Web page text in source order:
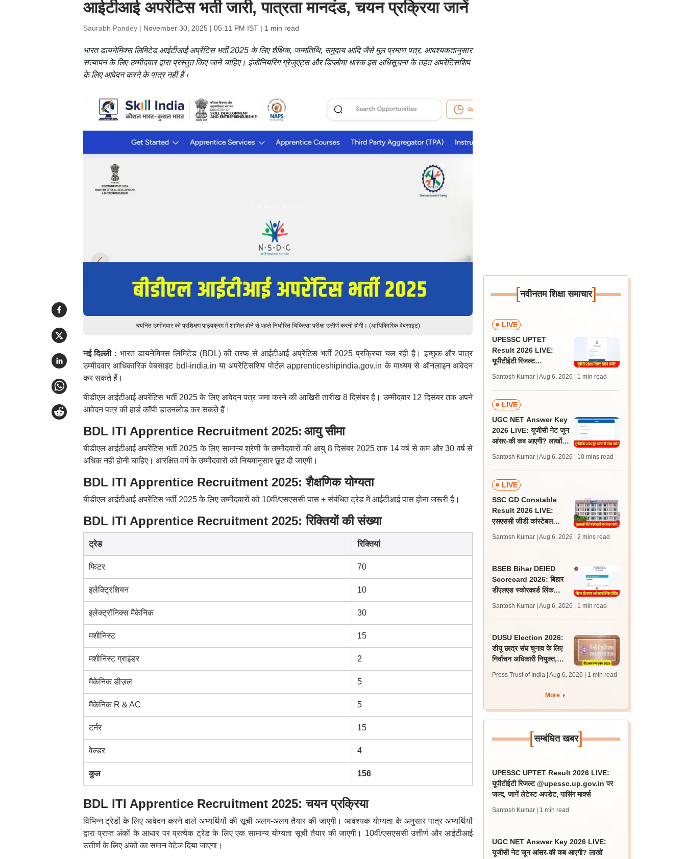
आईटीआई अपरेंटिस भर्ती जारी, पात्रता मानदंड, चयन प्रक्रिया जानें
Saurabh Pandey | November 30, 2025 | 05:11 PM IST| 1 min read
भारत डायनेमिक्स लिमिटेड आईटीआई अप्रेंटिस भर्ती 2025 के लिए शैक्षिक, जन्मतिथि, समुदाय आदि जैसे मूल प्रमाण पत्र, आवश्यकतानुसार
सत्यापन के लिए उम्मीदवार द्वारा प्रस्तुत किए जाने चाहिए। इंजीनियरिंग ग्रेजुएट्स और डिप्लोमा धारक इस अधिसूचना के तहत अपरेंटिसशिप
के लिए आवेदन करने के पात्र नहीं हैं।
चयनित उम्मीदवार को प्रशिक्षण पाठ्यक्रम में शामिल होने से पहले निर्धारित चिकित्सा परीक्षा उत्तीर्ण करनी होगी। (आधिकािरिक वेबसाइट)
नई दिल्ली :भारत डायनेमिक्स लिमिटेड (BDL) की तरफ से आईटीआई अप्रेंटिस भर्ती 2025 प्रक्रिया चल रही है। इच्छुक और पात्र
उम्मीदवार आधिकारिक वेबसाइट bdl-india.in या अपरेंटिसशिप पोर्टल apprenticeshipindia.gov.in के माध्यम से ऑनलाइन आवेदन
कर सकते हैं।
बीडीएल आईटीआई अपरेंटिस भर्ती 2025 के लिए आवेदन पत्र जमा करने की आखिरी तारीख 8 दिसंबर है। उम्मीदवार 12 दिसंबर तक अपने
आवेदन पत्र की हार्ड कॉपी डाउनलोड कर सकते हैं।
BDL ITI Apprentice Recruitment 2025: आयु सीमा
बीडीएल आईटीआई अपरेंटिस भर्ती 2025 के लिए सामान्य श्रेणी के उम्मीदवारों की आयु 8 दिसंबर 2025 तक 14 वर्ष से कम और 30 वर्ष से
अधिक नहीं होनी चाहिए। आरक्षित वर्ग के उम्मीदवारों को नियमानुसार छूट दी जाएगी।
BDL ITI Apprentice Recruitment 2025: शैक्षणिक योग्यता
बीडीएल आईटीआई अपरेंटिस भर्ती 2025 के लिए उम्मीदवारों को 10वीं/एसएससी पास + संबंधित ट्रेड में आईटीआई पास होना जरूरी है।
BDL ITI Apprentice Recruitment 2025: रिक्तियों की संख्या
ट्रेड रिक्तियां
फिटर 70
इलेक्ट्रिशियन 10
इलेक्ट्रॉनिक्स मैकेनिक 30
मशीनिस्ट 15
मशीनिस्ट ग्राइंडर 2
मैकेनिक डीज़ल 5
मैकेनिक R & AC 5
टर्नर 15
वेल्डर 4
कुल 156
BDL ITI Apprentice Recruitment 2025: चयन प्रक्रिया
विभिन्न ट्रेडों के लिए आवेदन करने वाले अभ्यर्थियों की सूची अलग-अलग तैयार की जाएगी। आवश्यक योग्यता के अनुसार पात्र अभ्यर्थियों
द्वारा प्राप्त अंकों के आधार पर प्रत्येक ट्रेड के लिए एक सामान्य योग्यता सूची तैयार की जाएगी। 10वीं/एसएससी उत्तीर्ण और आईटीआई
उत्तीर्ण के लिए अंकों का समान वेटेज दिया जाएगा।
[नवीनतम शिक्षा समाचार]
LIVE
UPESSC UPTET
Result 2026 LIVE:
यूपीटीईटी रिजल्ट
जल्द, जानें लेटेस्ट अपडेट,
पासिंग मार्क्स
Santosh Kumar | Aug 6, 2026 | 1 min read
LIVE
UGC NET Answer Key
2026 LIVE: यूजीसी नेट जून
आंसर-की कब आएगी? लाखों
Santosh Kumar | Aug 6, 2026 | 10 mins read
LIVE
SSC GD Constable
Result 2026 LIVE:
एसएससी जीडी कांस्टेबल
लेटेस्ट अपडेट, स्कोरकार्ड लिंक
Santosh Kumar | Aug 6, 2026 | 2 mins read
BSEB Bihar DElED
Scorecard 2026: बिहार
डीएलएड स्कोरकार्ड लिंक
Santosh Kumar | Aug 6, 2026 | 1 min read
DUSU Election 2026:
डीयू छात्र संघ चुनाव के लिए
निर्वाचन अधिकारी नियुक्त,
Press Trust of India | Aug 6, 2026 | 1 min read
More
[सम्बंधित खबर]
UPESSC UPTET Result 2026 LIVE:
यूपीटीईटी रिजल्ट @upessc.up.gov.in पर
जल्द, जानें लेटेस्ट अपडेट, पासिंग मार्क्स
Santosh Kumar | 1 min read
UGC NET Answer Key 2026 LIVE:
यूजीसी नेट जून आंसर-की कब आएगी? लाखों